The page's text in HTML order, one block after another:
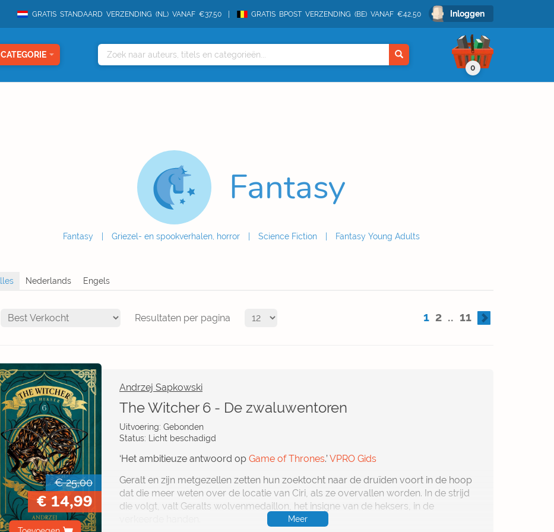
GRATIS STANDAARD VERZENDING (NL) VANAF €37,50 GRATIS BPOST VERZENDING (BE) VANAF €42,50 Inloggen
CATEGORIE
0
Fantasy
Fantasy Griezel- en spookverhalen, horror Science Fiction Fantasy Young Adults
Resultaten per pagina 1 2 .. 11
€ 25,00
€ 14,99
Andrzej Sapkowski
The Witcher 6 - De zwaluwentoren
Uitvoering: Gebonden
Status: Licht beschadigd
‘Het ambitieuze antwoord op Game of Thrones.’ VPRO Gids
Geralt en zijn metgezellen zetten hun zoektocht naar de druïden voort in de hoop
dat die meer weten over de locatie van Ciri, als ze overvallen worden. In de strijd
die volgt, valt Geralts wolvenmedaillon, het insigne van de heksers, in de
Meer